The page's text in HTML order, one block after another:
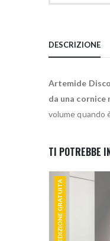
DESCRIZIONE
Artemide
da una cornice
volume quando
TI POTREBBE
SPEDIZIONE GRATUITA